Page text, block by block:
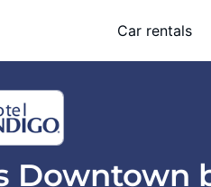
Car rentals
Downtown
Hotelregler